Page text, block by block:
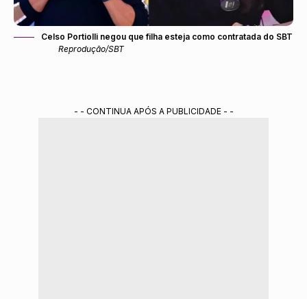
Celso Portiolli negou que filha esteja como contratada do SBT
Reprodução/SBT
- - CONTINUA APÓS A PUBLICIDADE - -